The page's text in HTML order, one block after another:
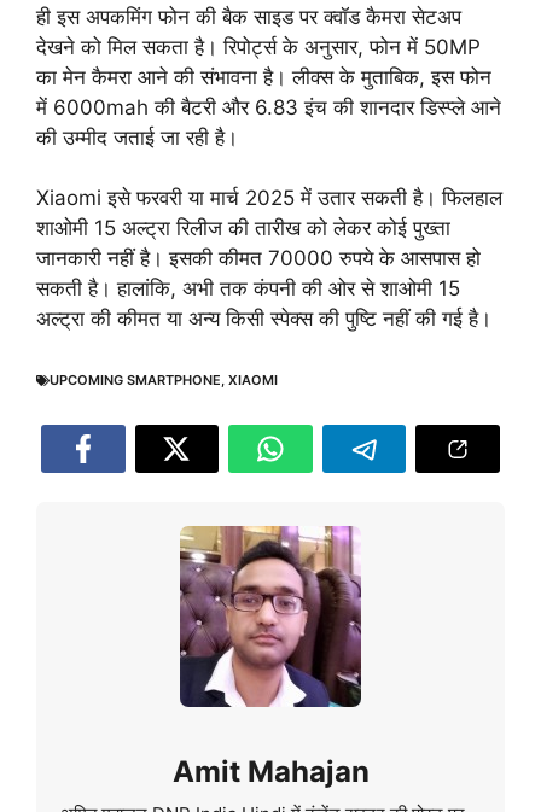
ही इस अपकमिंग फोन की बैक साइड पर क्वॉड कैमरा सेटअप
देखने को मिल सकता है। रिपोर्ट्स के अनुसार, फोन में 50MP
का मेन कैमरा आने की संभावना है। लीक्स के मुताबिक, इस फोन
में 6000mah की बैटरी और 6.83 इंच की शानदार डिस्प्ले आने
की उम्मीद जताई जा रही है।
Xiaomi इसे फरवरी या मार्च 2025 में उतार सकती है। फिलहाल
शाओमी 15 अल्ट्रा रिलीज की तारीख को लेकर कोई पुख्ता
जानकारी नहीं है। इसकी कीमत 70000 रुपये के आसपास हो
सकती है। हालांकि, अभी तक कंपनी की ओर से शाओमी 15
अल्ट्रा की कीमत या अन्य किसी स्पेक्स की पुष्टि नहीं की गई है।
UPCOMING SMARTPHONE, XIAOMI
Amit Mahajan